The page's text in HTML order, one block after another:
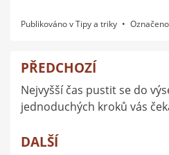
Publikováno vTipy a triky Označeno
Navigace
pro
příspěvek
PŘEDCHOZÍ
Nejvyšší čas pustit se do
jednoduchých kroků vás
DALŠÍ